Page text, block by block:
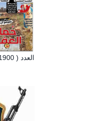
العدد ( 1900)